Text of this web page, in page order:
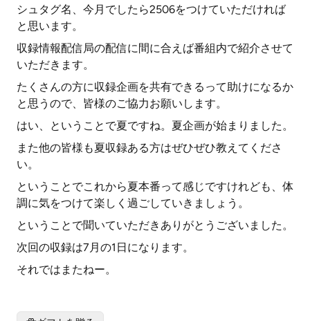
シュタグ名、今月でしたら2506をつけていただければ
と思います。
収録情報配信局の配信に間に合えば番組内で紹介させて
いただきます。
たくさんの方に収録企画を共有できるって助けになるか
と思うので、皆様のご協力お願いします。
はい、ということで夏ですね。夏企画が始まりました。
また他の皆様も夏収録ある方はぜひぜひ教えてくださ
い。
ということでこれから夏本番って感じですけれども、体
調に気をつけて楽しく過ごしていきましょう。
ということで聞いていただきありがとうございました。
次回の収録は7月の1日になります。
それではまたねー。